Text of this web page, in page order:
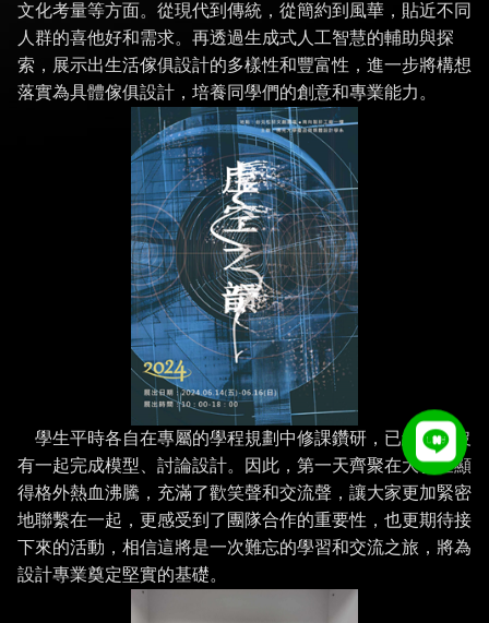
文化考量等方面。從現代到傳統，從簡約到風華，貼近不同
人群的喜他好和需求。再透過生成式人工智慧的輔助與探
索，展示出生活傢俱設計的多樣性和豐富性，進一步將構想
落實為具體傢俱設計，培養同學們的創意和專業能力。
學生平時各自在專屬的學程規劃中修課鑽研，已經許久沒
有一起完成模型、討論設計。因此，第一天齊聚在大教室顯
得格外熱血沸騰，充滿了歡笑聲和交流聲，讓大家更加緊密
地聯繫在一起，更感受到了團隊合作的重要性，也更期待接
下來的活動，相信這將是一次難忘的學習和交流之旅，將為
設計專業奠定堅實的基礎。